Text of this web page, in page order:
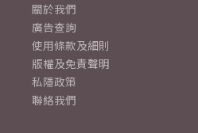
關於我們
廣告查詢
使用條款及細則
版權及免責聲明
私隱政策
聯絡我們